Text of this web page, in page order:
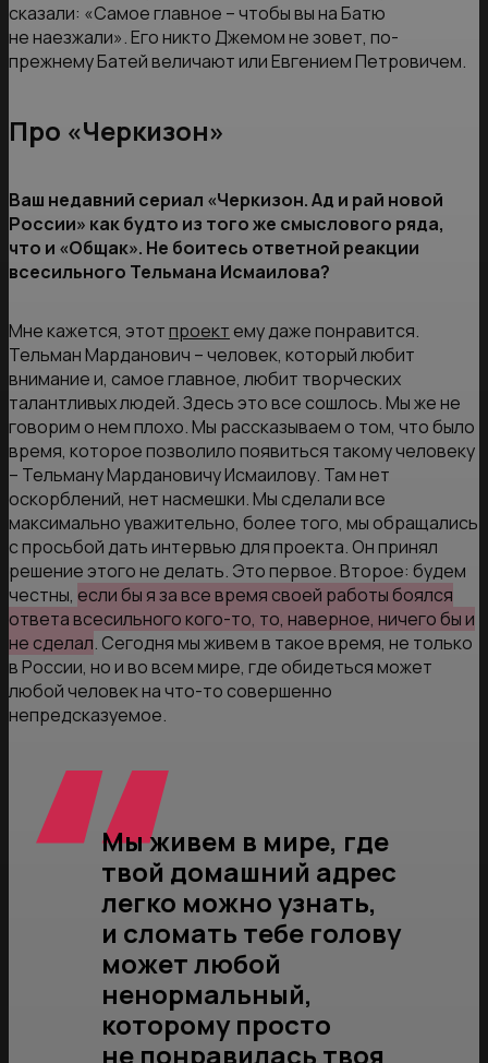
сказали: «Самое главное – чтобы вы на Батю
не наезжали». Его никто Джемом не зовет, по-
прежнему Батей величают или Евгением Петровичем.
Про «Черкизон»
Ваш недавний сериал «Черкизон. Ад и рай новой
России» как будто из того же смыслового ряда,
что и «Общак». Не боитесь ответной реакции
всесильного Тельмана Исмаилова?
Мне кажется, этотпроект ему даже понравится.
Тельман Марданович – человек, который любит
внимание и, самое главное, любит творческих
талантливых людей. Здесь это все сошлось. Мы же не
говорим о нем плохо. Мы рассказываем о том, что было
время, которое позволило появиться такому человеку
– Тельману Мардановичу Исмаилову. Там нет
оскорблений, нет насмешки. Мы сделали все
максимально уважительно, более того, мы обращались
с просьбой дать интервью для проекта. Он принял
решение этого не делать. Это первое. Второе: будем
честны, если бы я за все время своей работы боялся
ответа всесильного кого-то, то, наверное, ничего бы и
не сделал. Сегодня мы живем в такое время, не только
в России, но и во всем мире, где обидеться может
любой человек на что-то совершенно
непредсказуемое.
Мы живем в мире, где
твой домашний адрес
легко можно узнать,
и сломать тебе голову
может любой
ненормальный,
которому просто
не понравилась твоя